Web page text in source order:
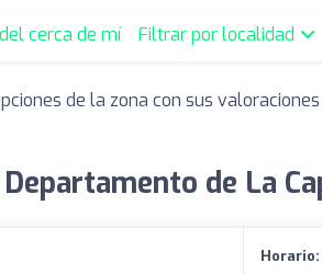
cerca de mí Filtrar por localidad
de la zona con sus
de La
Horario: